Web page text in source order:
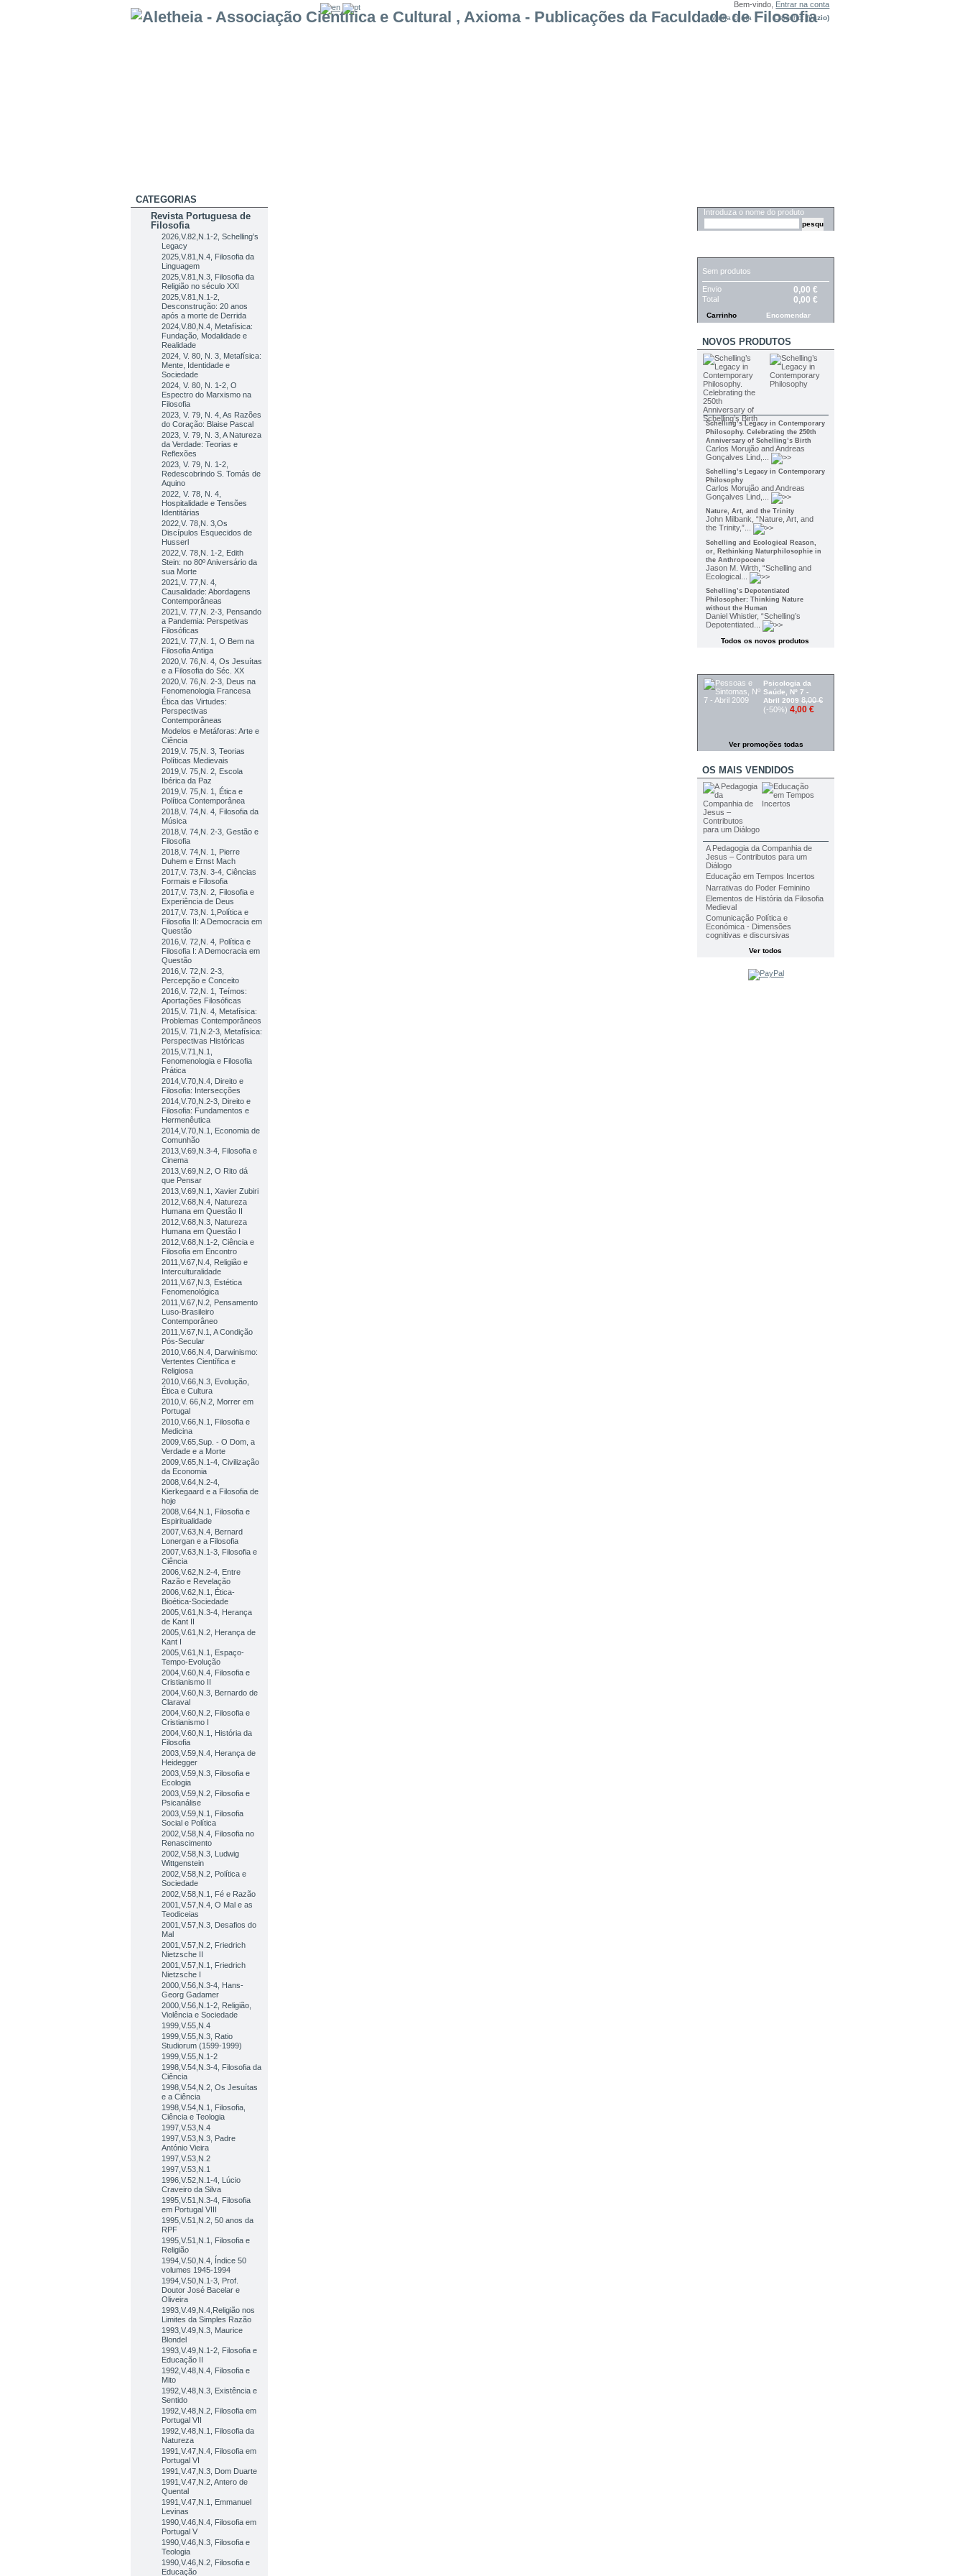
Bem-vindo, Entrar na conta
Carrinho: (vazio)
Minha conta
CATEGORIAS
Revista Portuguesa de
Filosofia
2026,V.82,N.1-2, Schelling’s
Legacy
2025,V.81,N.4, Filosofia da
Linguagem
2025,V.81,N.3, Filosofia da
Religião no século XXI
2025,V.81,N.1-2,
Desconstrução: 20 anos
após a morte de Derrida
2024,V.80,N.4, Metafísica:
Fundação, Modalidade e
Realidade
2024, V. 80, N. 3, Metafísica:
Mente, Identidade e
Sociedade
2024, V. 80, N. 1-2, O
Espectro do Marxismo na
Filosofia
2023, V. 79, N. 4, As Razões
do Coração: Blaise Pascal
2023, V. 79, N. 3, A Natureza
da Verdade: Teorias e
Reflexões
2023, V. 79, N. 1-2,
Redescobrindo S. Tomás de
Aquino
2022, V. 78, N. 4,
Hospitalidade e Tensões
Identitárias
2022,V. 78,N. 3,Os
Discípulos Esquecidos de
Husserl
2022,V. 78,N. 1-2, Edith
Stein: no 80º Aniversário da
sua Morte
2021,V. 77,N. 4,
Causalidade: Abordagens
Contemporâneas
2021,V. 77,N. 2-3, Pensando
a Pandemia: Perspetivas
Filosóficas
2021,V. 77,N. 1, O Bem na
Filosofia Antiga
2020,V. 76,N. 4, Os Jesuítas
e a Filosofia do Séc. XX
2020,V. 76,N. 2-3, Deus na
Fenomenologia Francesa
Ética das Virtudes:
Perspectivas
Contemporâneas
Modelos e Metáforas: Arte e
Ciência
2019,V. 75,N. 3, Teorias
Políticas Medievais
2019,V. 75,N. 2, Escola
Ibérica da Paz
2019,V. 75,N. 1, Ética e
Política Contemporânea
2018,V. 74,N. 4, Filosofia da
Música
2018,V. 74,N. 2-3, Gestão e
Filosofia
2018,V. 74,N. 1, Pierre
Duhem e Ernst Mach
2017,V. 73,N. 3-4, Ciências
Formais e Filosofia
2017,V. 73,N. 2, Filosofia e
Experiência de Deus
2017,V. 73,N. 1,Política e
Filosofia II: A Democracia em
Questão
2016,V. 72,N. 4, Política e
Filosofia I: A Democracia em
Questão
2016,V. 72,N. 2-3,
Percepção e Conceito
2016,V. 72,N. 1, Teímos:
Aportações Filosóficas
2015,V. 71,N. 4, Metafísica:
Problemas Contemporâneos
2015,V. 71,N.2-3, Metafísica:
Perspectivas Históricas
2015,V.71,N.1,
Fenomenologia e Filosofia
Prática
2014,V.70,N.4, Direito e
Filosofia: Intersecções
2014,V.70,N.2-3, Direito e
Filosofia: Fundamentos e
Hermenêutica
2014,V.70,N.1, Economia de
Comunhão
2013,V.69,N.3-4, Filosofia e
Cinema
2013,V.69,N.2, O Rito dá
que Pensar
2013,V.69,N.1, Xavier Zubiri
2012,V.68,N.4, Natureza
Humana em Questão II
2012,V.68,N.3, Natureza
Humana em Questão I
2012,V.68,N.1-2, Ciência e
Filosofia em Encontro
2011,V.67,N.4, Religião e
Interculturalidade
2011,V.67,N.3, Estética
Fenomenológica
2011,V.67,N.2, Pensamento
Luso-Brasileiro
Contemporâneo
2011,V.67,N.1, A Condição
Pós-Secular
2010,V.66,N.4, Darwinismo:
Vertentes Científica e
Religiosa
2010,V.66,N.3, Evolução,
Ética e Cultura
2010,V. 66,N.2, Morrer em
Portugal
2010,V.66,N.1, Filosofia e
Medicina
2009,V.65,Sup. - O Dom, a
Verdade e a Morte
2009,V.65,N.1-4, Civilização
da Economia
2008,V.64,N.2-4,
Kierkegaard e a Filosofia de
hoje
2008,V.64,N.1, Filosofia e
Espiritualidade
2007,V.63,N.4, Bernard
Lonergan e a Filosofia
2007,V.63,N.1-3, Filosofia e
Ciência
2006,V.62,N.2-4, Entre
Razão e Revelação
2006,V.62,N.1, Ética-
Bioética-Sociedade
2005,V.61,N.3-4, Herança
de Kant II
2005,V.61,N.2, Herança de
Kant I
2005,V.61,N.1, Espaço-
Tempo-Evolução
2004,V.60,N.4, Filosofia e
Cristianismo II
2004,V.60,N.3, Bernardo de
Claraval
2004,V.60,N.2, Filosofia e
Cristianismo I
2004,V.60,N.1, História da
Filosofia
2003,V.59,N.4, Herança de
Heidegger
2003,V.59,N.3, Filosofia e
Ecologia
2003,V.59,N.2, Filosofia e
Psicanálise
2003,V.59,N.1, Filosofia
Social e Política
2002,V.58,N.4, Filosofia no
Renascimento
2002,V.58,N.3, Ludwig
Wittgenstein
2002,V.58,N.2, Política e
Sociedade
2002,V.58,N.1, Fé e Razão
2001,V.57,N.4, O Mal e as
Teodiceias
2001,V.57,N.3, Desafios do
Mal
2001,V.57,N.2, Friedrich
Nietzsche II
2001,V.57,N.1, Friedrich
Nietzsche I
2000,V.56,N.3-4, Hans-
Georg Gadamer
2000,V.56,N.1-2, Religião,
Violência e Sociedade
1999,V.55,N.4
1999,V.55,N.3, Ratio
Studiorum (1599-1999)
1999,V.55,N.1-2
1998,V.54,N.3-4, Filosofia da
Ciência
1998,V.54,N.2, Os Jesuítas
e a Ciência
1998,V.54,N.1, Filosofia,
Ciência e Teologia
1997,V.53,N.4
1997,V.53,N.3, Padre
António Vieira
1997,V.53,N.2
1997,V.53,N.1
1996,V.52,N.1-4, Lúcio
Craveiro da Silva
1995,V.51,N.3-4, Filosofia
em Portugal VIII
1995,V.51,N.2, 50 anos da
RPF
1995,V.51,N.1, Filosofia e
Religião
1994,V.50,N.4, Índice 50
volumes 1945-1994
1994,V.50,N.1-3, Prof.
Doutor José Bacelar e
Oliveira
1993,V.49,N.4,Religião nos
Limites da Simples Razão
1993,V.49,N.3, Maurice
Blondel
1993,V.49,N.1-2, Filosofia e
Educação II
1992,V.48,N.4, Filosofia e
Mito
1992,V.48,N.3, Existência e
Sentido
1992,V.48,N.2, Filosofia em
Portugal VII
1992,V.48,N.1, Filosofia da
Natureza
1991,V.47,N.4, Filosofia em
Portugal VI
1991,V.47,N.3, Dom Duarte
1991,V.47,N.2, Antero de
Quental
1991,V.47,N.1, Emmanuel
Levinas
1990,V.46,N.4, Filosofia em
Portugal V
1990,V.46,N.3, Filosofia e
Teologia
1990,V.46,N.2, Filosofia e
Educação
Introduza o nome do produto
Sem produtos
Envio 0,00 €
Total 0,00 €
Carrinho Encomendar
NOVOS PRODUTOS
Schelling’s Legacy in Contemporary
Philosophy. Celebrating the 250th
Anniversary of Schelling’s Birth
Carlos Morujão and Andreas
Gonçalves Lind,...
Schelling’s Legacy in Contemporary
Philosophy
Carlos Morujão and Andreas
Gonçalves Lind,...
Nature, Art, and the Trinity
John Milbank, “Nature, Art, and
the Trinity,”...
Schelling and Ecological Reason,
or, Rethinking Naturphilosophie in
the Anthropocene
Jason M. Wirth, “Schelling and
Ecological...
Schelling’s Depotentiated
Philosopher: Thinking Nature
without the Human
Daniel Whistler, “Schelling’s
Depotentiated...
Todos os novos produtos
Psicologia da
Saúde, Nº 7 -
Abril 2009 8,00 €
(-50%) 4,00 €
Ver promoções todas
OS MAIS VENDIDOS
A Pedagogia da Companhia de
Jesus – Contributos para um
Diálogo
Educação em Tempos Incertos
Narrativas do Poder Feminino
Elementos de História da Filosofia
Medieval
Comunicação Política e
Económica - Dimensões
cognitivas e discursivas
Ver todos